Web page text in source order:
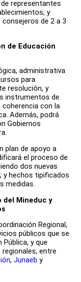
representantes
y
de 2 a 3
de Educación
administrativa
para
resolución, y
instrumentos de
coherencia con la
Además, podrá
Gobiernos
plan de apoyo a
el proceso de
dos nuevas
y hechos tipificados
medidas.
del Mineduc y
Regional,
públicos que se
y que
entre
, Junaeb y